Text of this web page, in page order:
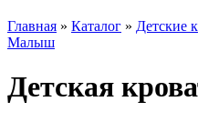
Главная » Каталог » Детские
Малыш
Детская